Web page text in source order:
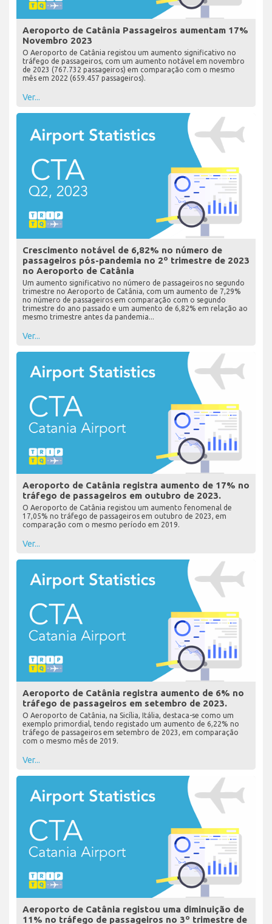
Aeroporto de Catânia Passageiros aumentam 17%
Novembro 2023
O Aeroporto de Catânia registou um aumento significativo no
tráfego de passageiros, com um aumento notável em novembro
de 2023 (767.732 passageiros) em comparação com o mesmo
mês em 2022 (659.457 passageiros).
Ver...
Crescimento notável de 6,82% no número de
passageiros pós-pandemia no 2º trimestre de 2023
no Aeroporto de Catânia
Um aumento significativo no número de passageiros no segundo
trimestre no Aeroporto de Catânia, com um aumento de 7,29%
no número de passageiros em comparação com o segundo
trimestre do ano passado e um aumento de 6,82% em relação ao
mesmo trimestre antes da pandemia...
Ver...
Aeroporto de Catânia registra aumento de 17% no
tráfego de passageiros em outubro de 2023.
O Aeroporto de Catânia registou um aumento fenomenal de
17,05% no tráfego de passageiros em outubro de 2023, em
comparação com o mesmo período em 2019.
Ver...
Aeroporto de Catânia registra aumento de 6% no
tráfego de passageiros em setembro de 2023.
O Aeroporto de Catânia, na Sicília, Itália, destaca-se como um
exemplo primordial, tendo registado um aumento de 6,22% no
tráfego de passageiros em setembro de 2023, em comparação
com o mesmo mês de 2019.
Ver...
Aeroporto de Catânia registou uma diminuição de
11% no tráfego de passageiros no 3º trimestre de